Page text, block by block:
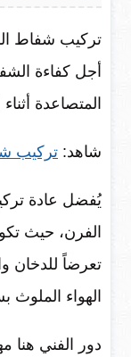
تركيب شفاط
أجل كفاءة
المتصاعدة
شاهد: تركيب
يُفضل عادة
الفرن، حيث
تعرضاً للدخان
الهواء
دور الفني هنا